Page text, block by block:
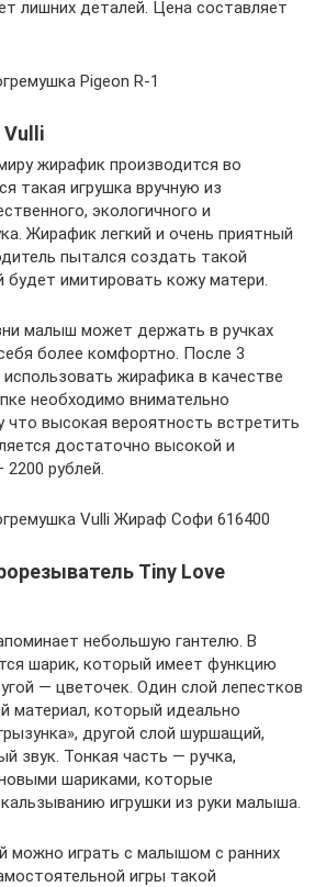
лишних деталей. Цена составляет
Pigeon R-1
жирафик производится во
такая игрушка вручную из
экологичного и
Жирафик легкий и очень приятный
пытался создать такой
будет имитировать кожу матери.
малыш может держать в ручках
более комфортно. После 3
жирафика в качестве
необходимо внимательно
что высокая вероятность встретить
достаточно высокой и
рублей.
Vulli Жираф Софи 616400
Tiny Love
небольшую гантелю. В
шарик, который имеет функцию
— цветочек. Один слой лепестков
материал, который идеально
другой слой шуршащий,
звук. Тонкая часть — ручка,
шариками, которые
игрушки из руки малыша.
можно играть с малышом с ранних
игры такой